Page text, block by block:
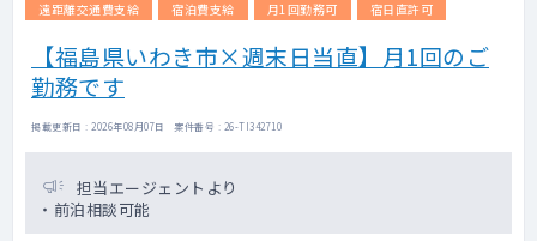
遠距離交通費支給
宿泊費支給 月1回勤務可 宿日直許可
【福島県いわき市×週末日当直】月1回のご
勤務です
掲載更新日 : 2026年08月07日 案件番号 : 26-TI342710
担当エージェントより
・前泊相談可能